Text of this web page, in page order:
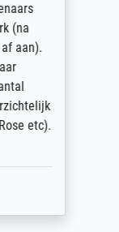
(na
aan).
etc).